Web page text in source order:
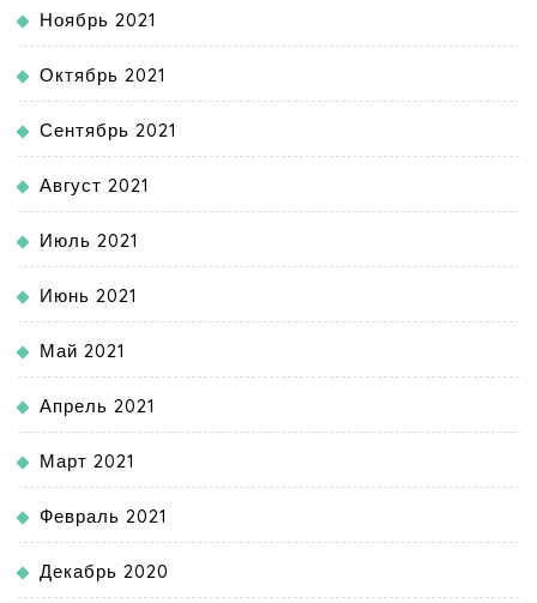
Ноябрь 2021
Октябрь 2021
Сентябрь 2021
Август 2021
Июль 2021
Июнь 2021
Май 2021
Апрель 2021
Март 2021
Февраль 2021
Декабрь 2020